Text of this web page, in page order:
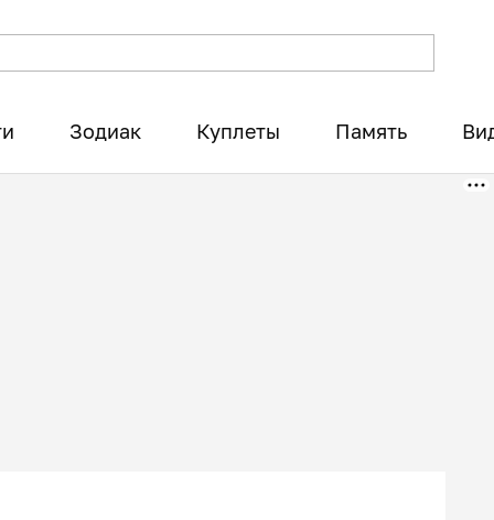
Зодиак Куплеты Память